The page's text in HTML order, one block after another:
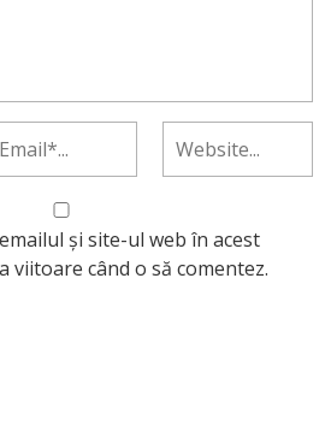
și site-ul web în acest
când o să comentez.